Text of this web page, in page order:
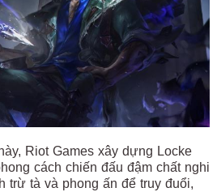
Riot Games xây dựng Locke
cách chiến đấu đậm chất nghi
trừ tà và phong ấn để truy đuổi,